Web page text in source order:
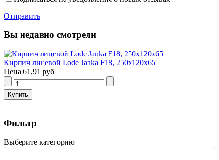
Отправить
Вы недавно смотрели
Кирпич лицевой Lode Janka F18, 250x120x65
Цена 61,91 руб
Фильтр
Выберите категорию